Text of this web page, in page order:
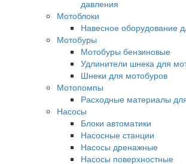
давления
Мотоблоки
Навесное оборудование
Мотобуры
Мотобуры бензиновые
Удлинители шнека для
Шнеки для мотобуров
Мотопомпы
Расходные материалы
Насосы
Блоки автоматики
Насосные станции
Насосы дренажные
Насосы поверхностные